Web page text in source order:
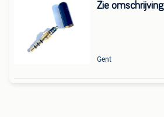
Zie omschrijving
Gent